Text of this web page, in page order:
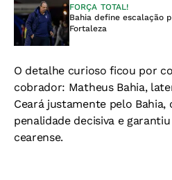
FORÇA TOTAL!
Bahia define escalação
Fortaleza
O detalhe curioso ficou por
cobrador: Matheus Bahia,
Ceará justamente pelo Bahia,
penalidade decisiva e
cearense.